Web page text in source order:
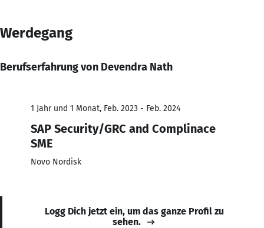
Werdegang
Berufserfahrung von Devendra Nath
1 Jahr und 1 Monat, Feb. 2023 - Feb. 2024
SAP Security/GRC and Complinace
SME
Novo Nordisk
Logg Dich jetzt ein, um das ganze Profil zu
sehen.